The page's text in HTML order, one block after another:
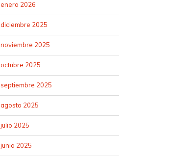
enero 2026
diciembre 2025
noviembre 2025
octubre 2025
septiembre 2025
agosto 2025
julio 2025
junio 2025